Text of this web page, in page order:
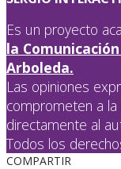
Es un proyecto
la
Arboleda.
Las opiniones
comprometen a
directamente al
Todos los
COMPARTIR